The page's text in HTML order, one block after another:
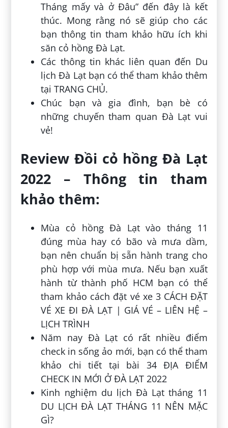
Tháng mấy và ở Đâu” đến đây là kết
thúc. Mong rằng nó sẽ giúp cho các
bạn thông tin tham khảo hữu ích khi
săn cỏ hồng Đà Lạt.
Các thông tin khác liên quan đến Du
lịch Đà Lạt bạn có thể tham khảo thêm
tại TRANG CHỦ.
Chúc bạn và gia đình, bạn bè có
những chuyến tham quan Đà Lạt vui
vẻ!
Review Đồi cỏ hồng Đà Lạt
2022 – Thông tin tham
khảo thêm:
Mùa cỏ hồng Đà Lạt vào tháng 11
đúng mùa hay có bão và mưa dầm,
bạn nên chuẩn bị sẵn hành trang cho
phù hợp với mùa mưa. Nếu bạn xuất
hành từ thành phố HCM bạn có thể
tham khảo cách đặt vé xe 3 CÁCH ĐẶT
VÉ XE ĐI ĐÀ LẠT | GIÁ VÉ – LIÊN HỆ –
LỊCH TRÌNH
Năm nay Đà Lạt có rất nhiều điểm
check in sống ảo mới, bạn có thể tham
khảo chi tiết tại bài 34 ĐỊA ĐIỂM
CHECK IN MỚI Ở ĐÀ LẠT 2022
Kinh nghiệm du lịch Đà Lạt tháng 11
DU LỊCH ĐÀ LẠT THÁNG 11 NÊN MẶC
GÌ?